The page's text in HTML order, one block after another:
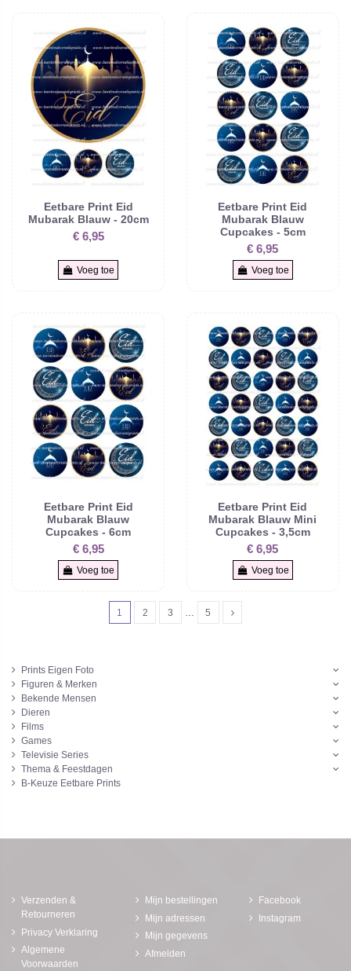
Eetbare Print Eid
Mubarak Blauw - 20cm
€ 6,95
Voeg toe
Eetbare Print Eid
Mubarak Blauw
Cupcakes - 5cm
€ 6,95
Voeg toe
Eetbare Print Eid
Mubarak Blauw
Cupcakes - 6cm
€ 6,95
Voeg toe
Eetbare Print Eid
Mubarak Blauw Mini
Cupcakes - 3,5cm
€ 6,95
Voeg toe
1 2 3 5
Prints Eigen Foto
Figuren & Merken
Bekende Mensen
Dieren
Films
Games
Televisie Series
Thema & Feestdagen
B-Keuze Eetbare Prints
Verzenden &
Retourneren
Privacy Verklaring
Algemene
Voorwaarden
Mijn bestellingen
Mijn adressen
Mijn gegevens
Afmelden
Facebook
Instagram